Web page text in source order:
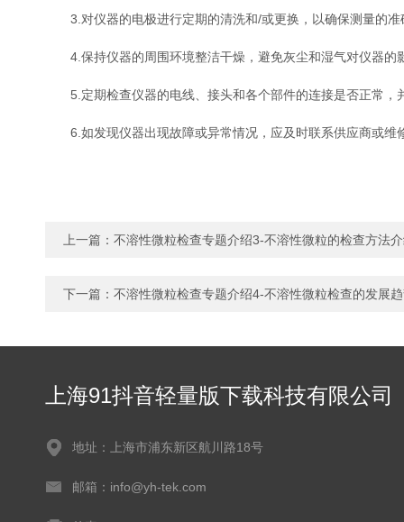
3.对仪器的电极进行定期的清洗和/或更换，以确保测量的准确
4.保持仪器的周围环境整洁干燥，避免灰尘和湿气对仪器的影
5.定期检查仪器的电线、接头和各个部件的连接是否正常，
6.如发现仪器出现故障或异常情况，应及时联系供应商或维修
上一篇： 不溶性微粒检查专题介绍3-不溶性微粒的检查方法
下一篇： 不溶性微粒检查专题介绍4-不溶性微粒检查的发展
上海91抖音轻量版下载科技有限公司
地址：上海市浦东新区航川路18号
邮箱：info@yh-tek.com